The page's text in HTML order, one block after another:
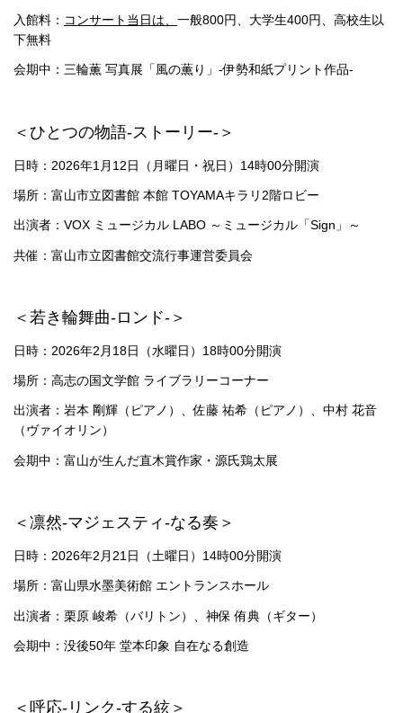
入館料： コンサート当日は、 一般800円、大学生400円、高校生以
下無料
会期中：三輪薫 写真展「風の薫り」-伊勢和紙プリント作品-
＜ひとつの物語-ストーリー-＞
日時：2026年1月12日（月曜日・祝日）14時00分開演
場所：富山市立図書館 本館 TOYAMAキラリ2階ロビー
出演者：VOX ミュージカル LABO ～ミュージカル「Sign」～
共催：富山市立図書館交流行事運営委員会
＜若き輪舞曲-ロンド-＞
日時：2026年2月18日（水曜日）18時00分開演
場所：高志の国文学館 ライブラリーコーナー
出演者：岩本 剛輝（ピアノ）、佐藤 祐希（ピアノ）、中村 花音
（ヴァイオリン）
会期中：富山が生んだ直木賞作家・源氏鶏太展
＜凛然-マジェスティ-なる奏＞
日時：2026年2月21日（土曜日）14時00分開演
場所：富山県水墨美術館 エントランスホール
出演者：栗原 峻希（バリトン）、神保 侑典（ギター）
会期中：没後50年 堂本印象 自在なる創造
＜呼応-リンク-する絃＞